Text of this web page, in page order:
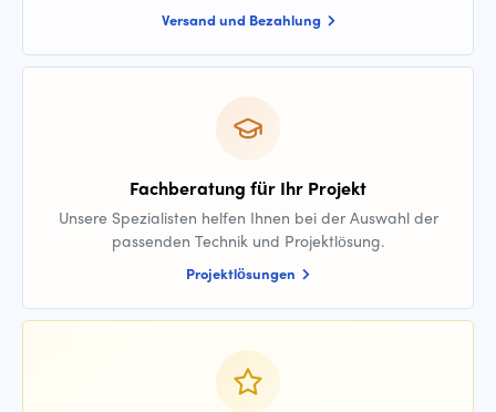
Versand und Bezahlung
Fachberatung für Ihr Projekt
Unsere Spezialisten helfen Ihnen bei der Auswahl der
passenden Technik und Projektlösung.
Projektlösungen